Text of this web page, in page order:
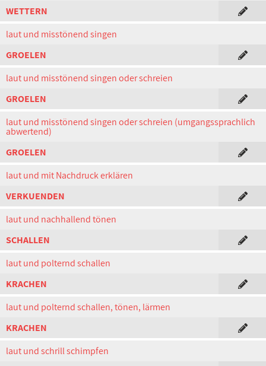
WETTERN
laut und misstönend singen
GROELEN
laut und misstönend singen oder schreien
GROELEN
laut und misstönend singen oder schreien (umgangssprachlich
abwertend)
GROELEN
laut und mit Nachdruck erklären
VERKUENDEN
laut und nachhallend tönen
SCHALLEN
laut und polternd schallen
KRACHEN
laut und polternd schallen, tönen, lärmen
KRACHEN
laut und schrill schimpfen